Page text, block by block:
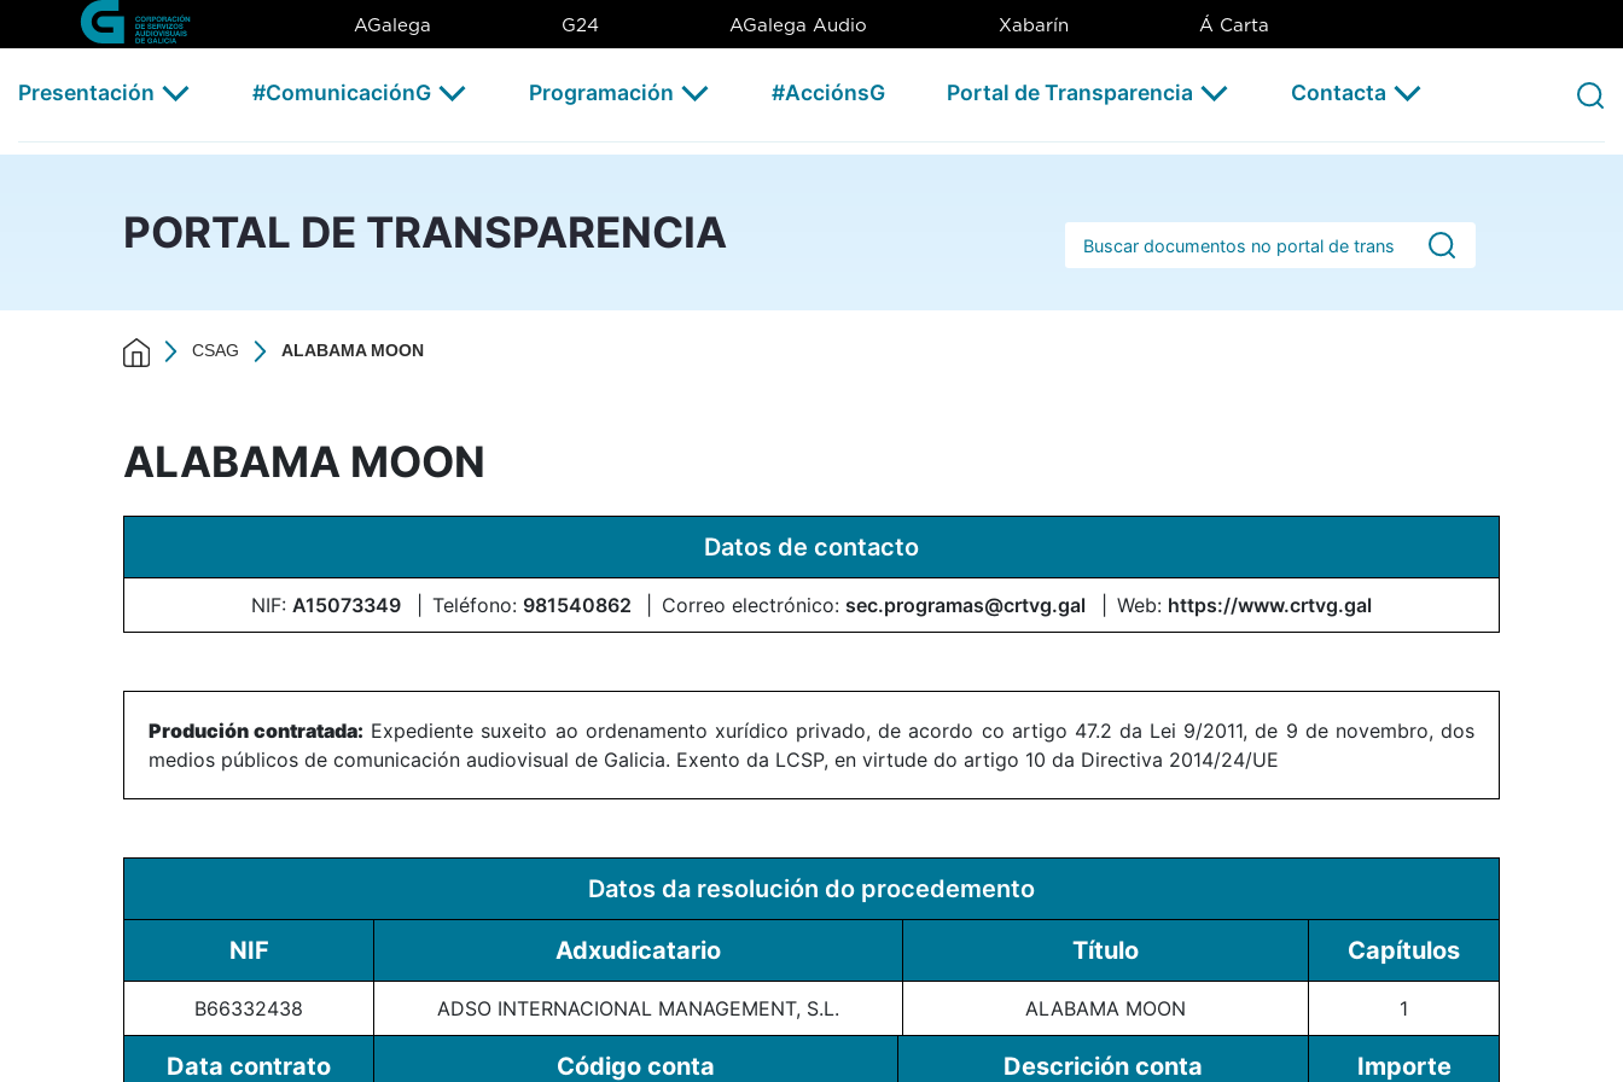
Skip to Main Content
ALABAMA MOON - CSAG
AGalega G24 AGalega Audio Xabarín Á Carta
Presentación #ComunicaciónG Programación #AcciónsG Portal de Transparencia Contacta
PORTAL DE TRANSPARENCIA Barra de busca
CSAG ALABAMA MOON
ALABAMA MOON
Datos de contacto
NIF: A15073349 Teléfono: 981540862 Correo electrónico: sec.programas@crtvg.gal Web: https://www.crtvg.gal
Produción contratada: Expediente suxeito ao ordenamento xurídico privado, de acordo co artigo 47.2 da Lei 9/2011, de 9 de novembro, dos
medios públicos de comunicación audiovisual de Galicia. Exento da LCSP, en virtude do artigo 10 da Directiva 2014/24/UE
Datos da resolución do procedemento
NIF Adxudicatario Título Capítulos
B66332438 ADSO INTERNACIONAL MANAGEMENT, S.L. ALABAMA MOON 1
Data contrato Código conta Descrición conta Importe